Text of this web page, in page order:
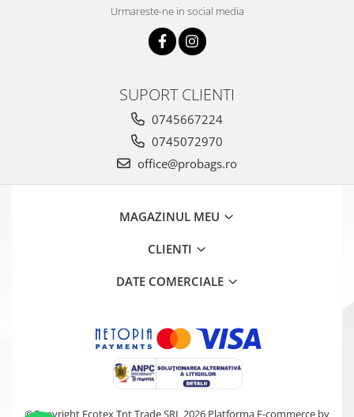
Urmareste-ne in social media
SUPORT CLIENTI
0745667224
0745072970
office@probags.ro
MAGAZINUL MEU
CLIENTI
DATE COMERCIALE
©Copyright Ecotex Tnt Trade SRL 2026 Platforma E-commerce by